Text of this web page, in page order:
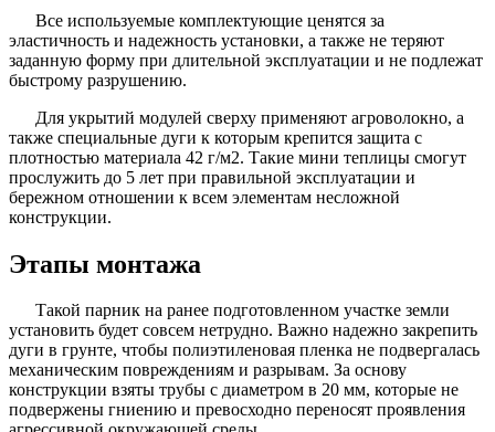
Все используемые комплектующие ценятся за
эластичность и надежность установки, а также не теряют
заданную форму при длительной эксплуатации и не подлежат
быстрому разрушению.
Для укрытий модулей сверху применяют агроволокно, а
также специальные дуги к которым крепится защита с
плотностью материала 42 г/м2. Такие мини теплицы смогут
прослужить до 5 лет при правильной эксплуатации и
бережном отношении к всем элементам несложной
конструкции.
Этапы монтажа
Такой парник на ранее подготовленном участке земли
установить будет совсем нетрудно. Важно надежно закрепить
дуги в грунте, чтобы полиэтиленовая пленка не подвергалась
механическим повреждениям и разрывам. За основу
конструкции взяты трубы с диаметром в 20 мм, которые не
подвержены гниению и превосходно переносят проявления